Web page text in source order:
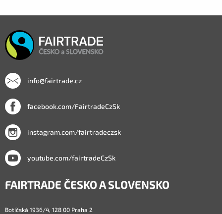
info@fairtrade.cz
facebook.com/FairtradeCzSk
instagram.com/fairtradeczsk
youtube.com/fairtradeCzSk
FAIRTRADE ČESKO A SLOVENSKO
Botičská 1936/4, 128 00 Praha 2